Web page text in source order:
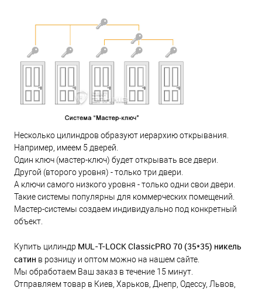
Несколько цилиндров образуют иерархию открывания.
Например, имеем 5 дверей.
Один ключ (мастер-ключ) будет открывать все двери.
Другой (второго уровня) - только три двери.
А ключи самого низкого уровня - только одни свои двери.
Такие системы популярны для коммерческих помещений.
Мастер-системы создаем индивидуально под конкретный
объект.
Купить цилиндр MUL-T-LOCK ClassicPRO 70 (35*35) никель
сатин в розницу и оптом можно на нашем сайте.
Мы обработаем Ваш заказ в течение 15 минут.
Отправляем товар в Киев, Харьков, Днепр, Одессу, Львов,